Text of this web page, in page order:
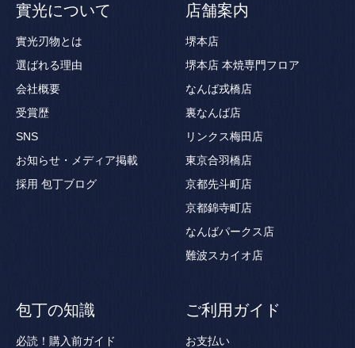
實光について
實光刃物とは
選ばれる理由
会社概要
受賞歴
SNS
お知らせ・メディア掲載
採用 包丁ブログ
店舗案内
堺本店
堺本店 本焼専門フロア
なんば戎橋店
裏なんば店
リンクス梅田店
東京合羽橋店
京都先斗町店
京都錦寺町店
なんばパークス店
難波スカイオ店
包丁の知識
必読！購入前ガイド
ご利用ガイド
お支払い